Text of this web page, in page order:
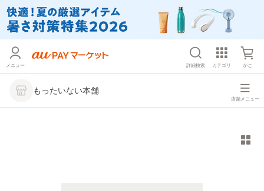
メニュー 詳細検索 カテゴリ かご
もったいない本舗
店舗メニュー